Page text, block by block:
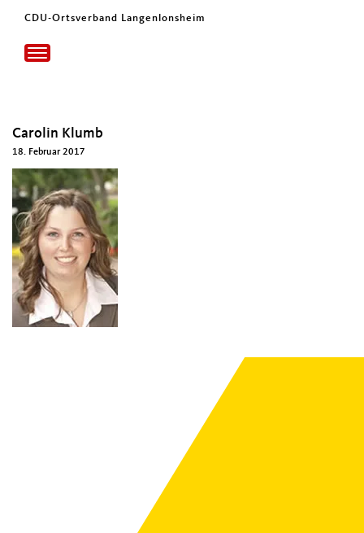
CDU-Ortsverband Langenlonsheim
Toggle
navigation
Carolin Klumb
18. Februar 2017